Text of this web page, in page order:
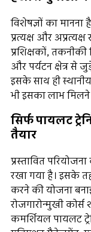
विशेषज्ञों का मानना
प्रत्यक्ष और
प्रशिक्षकों, तकनीकी
और पर्यटन क्षेत्र से
इसके साथ ही
भी इसका लाभ
सिर्फ पायलट
तैयार
प्रस्तावित
रखा गया है। इसके
करने की योजना
रोजगारोन्मुखी
कमर्शियल पायलट